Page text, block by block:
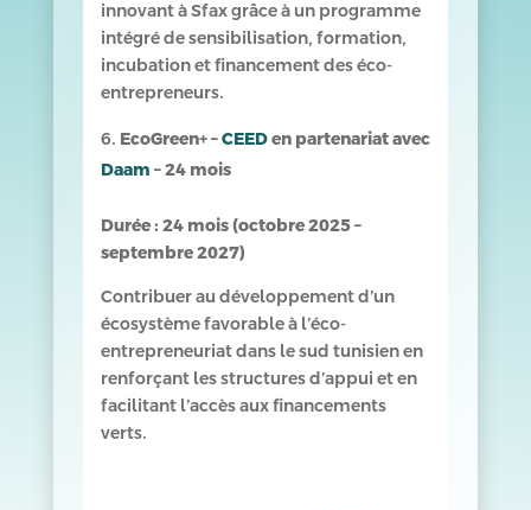
innovant à Sfax grâce à un programme
intégré de sensibilisation, formation,
incubation et financement des éco-
entrepreneurs.
EcoGreen+ –CEEDen partenariat avec
Daam – 24 mois
Durée : 24 mois (octobre 2025 –
septembre 2027)
Contribuer au développement d’un
écosystème favorable à l’éco-
entrepreneuriat dans le sud tunisien en
renforçant les structures d’appui et en
facilitant l’accès aux financements
verts.